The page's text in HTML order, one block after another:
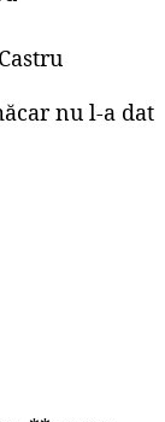
nu l-a dat